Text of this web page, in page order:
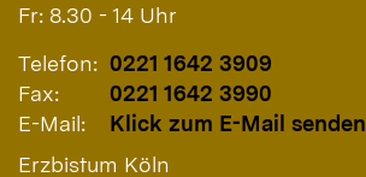
Fr: 8.30 - 14 Uhr
Telefon: 0221 1642 3909
Fax:
0221 1642 3990
E-Mail:
Klick zum E-Mail senden
Erzbistum Köln